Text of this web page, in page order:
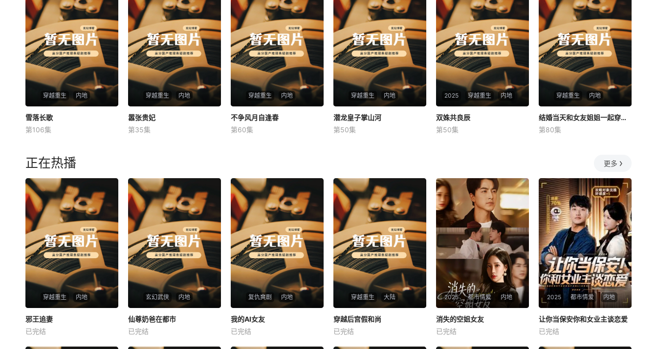
穿越重生 内地
雪落长歌
未知
雪落长歌
第106集
穿越重生 内地
嚣张贵妃
未知
嚣张贵妃
第35集
穿越重生 内地
不争风月自逢春
未知
不争风月自逢春
第60集
穿越重生 内地
潜龙皇子掌山河
未知
潜龙皇子掌山河
第50集
2025 穿越重生 内地
双姝共良辰
未知
双姝共良辰
第50集
穿越重生 内地
结婚当天和女友姐姐一起穿越了
何釗遠、邵依蕊
结婚当天和女友姐姐一起穿越了
第80集
正在热播 更多
穿越重生 内地
邪王追妻
未知
邪王追妻
已完结
玄幻武侠 内地
仙尊奶爸在都市
未知
仙尊奶爸在都市
已完结
复仇爽剧 内地
我的AI女友
未知
我的AI女友
已完结
穿越重生 大陆
穿越后宫假和尚
未知
穿越后宫假和尚
已完结
2025 都市情爱 内地
消失的空姐女友
未知
消失的空姐女友
已完结
2025 都市情爱 内地
未知
让你当保安你和女业主谈恋爱
已完结